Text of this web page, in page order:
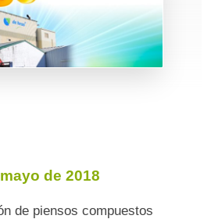
de 2018
de piensos compuestos